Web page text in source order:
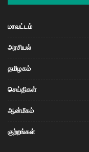
மாவட்டம்
அரசியல்
தமிழகம்
செய்திகள்
ஆன்மீகம்
குற்றங்கள்